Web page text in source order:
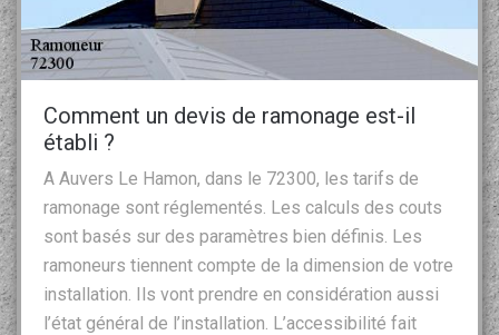
Comment un devis de ramonage est-il
établi ?
A Auvers Le Hamon, dans le 72300, les tarifs de
ramonage sont réglementés. Les calculs des couts
sont basés sur des paramètres bien définis. Les
ramoneurs tiennent compte de la dimension de votre
installation. Ils vont prendre en considération aussi
l’état général de l’installation. L’accessibilité fait